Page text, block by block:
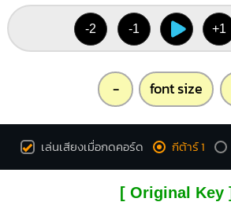
-2 -1 +1
- font size
เล่นเสียงเมื่อกดคอร์ด กีต้าร์ 1
[ Original Key ]